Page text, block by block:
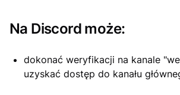
Na Discord może:
dokonać weryfikacji na kanale
uzyskać dostęp do kanału